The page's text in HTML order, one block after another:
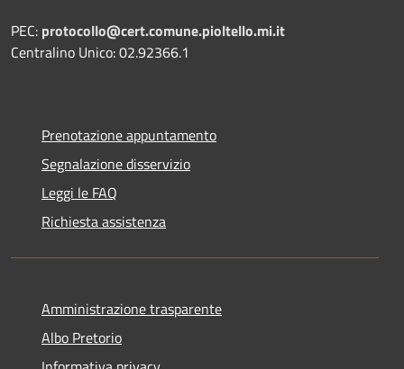
PEC: protocollo@cert.comune.pioltello.mi.it
Centralino Unico: 02.92366.1
Prenotazione appuntamento
Segnalazione disservizio
Leggi le FAQ
Richiesta assistenza
Amministrazione trasparente
Albo Pretorio